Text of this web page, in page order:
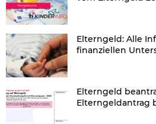
Elterngeld: Alle
finanziellen
Elterngeld
Elterngeldantrag